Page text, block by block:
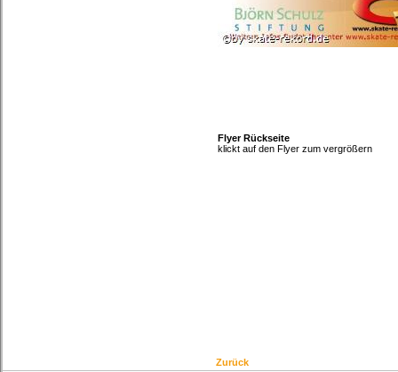
Flyer Rückseite
klickt auf den Flyer zum vergrößern
Zurück